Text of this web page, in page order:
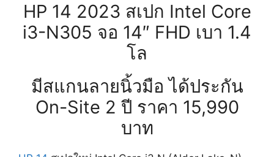
HP 14 2023 สเปก Intel Core
i3-N305 จอ 14″ FHD เบา 1.4
โล
มีสแกนลายนิ้วมือ ได้ประกัน
On-Site 2 ปี ราคา 15,990
บาท